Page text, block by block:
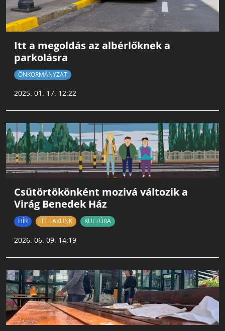
Itt a megoldás az albérlőknek a
parkolásra
ÖNKORMÁNYZAT
2025. 01. 17. 12:22
Csütörtökönként mozivá változik a
Virág Benedek Ház
HÍR ITT LAKUNK KULTÚRA
2026. 06. 09. 14:19